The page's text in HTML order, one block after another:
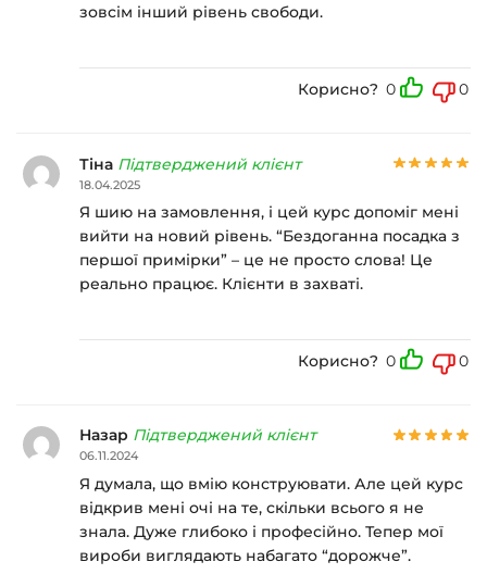
зовсім інший рівень свободи.
Корисно? 0 0
Тіна Підтверджений клієнт
18.04.2025
Я шию на замовлення, і цей курс допоміг мені
вийти на новий рівень. “Бездоганна посадка з
першої примірки” – це не просто слова! Це
реально працює. Клієнти в захваті.
Корисно? 0 0
Назар Підтверджений клієнт
06.11.2024
Я думала, що вмію конструювати. Але цей курс
відкрив мені очі на те, скільки всього я не
знала. Дуже глибоко і професійно. Тепер мої
вироби виглядають набагато “дорожче”.